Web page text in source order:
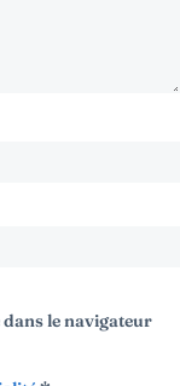
le navigateur